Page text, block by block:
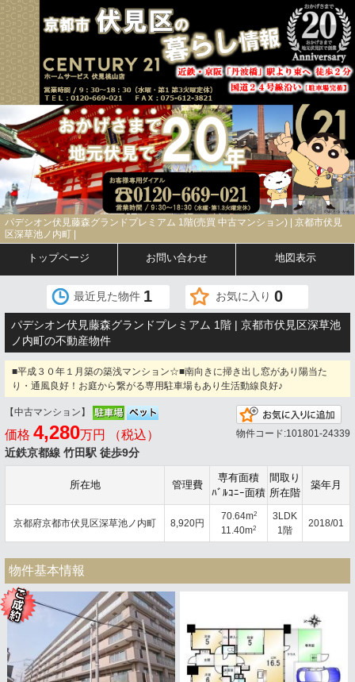
パデシオン伏見藤森グランドプレミアム 1階(売買 中古マンション) | 京都市伏見
区深草池ノ内町 |
トップページ お問い合わせ 地図表示
最近見た物件 1 お気に入り 0
パデシオン伏見藤森グランドプレミアム 1階 | 京都市伏見区深草池
ノ内町の不動産物件
■平成３０年１月築の築浅マンション☆■南向きに掃き出し窓があり陽当た
り・通風良好！お庭から繋がる専用駐車場もあり生活動線良好♪
【中古マンション】
価格 4,280万円 （税込）
近鉄京都線 竹田駅 徒歩9分
物件コード:101801-24339
所在地 管理費
専有面積
ﾊﾞﾙｺﾆｰ面積
間取り
所在階
築年月
京都府京都市伏見区深草池ノ内町 8,920円
70.64m2
11.40m2
3LDK
1階
2018/01
物件基本情報